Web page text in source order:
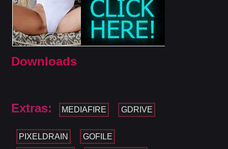
Downloads
Extras: MEDIAFIRE GDRIVE
PIXELDRAIN GOFILE